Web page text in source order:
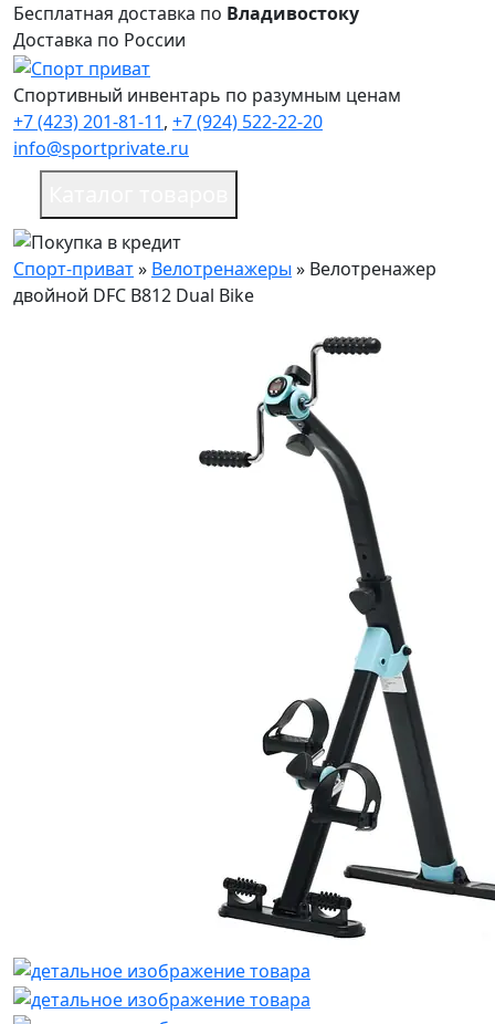
Бесплатная доставка по Владивостоку
Доставка по России
Спортивный инвентарь по разумным ценам
+7 (423) 201-81-11, +7 (924) 522-22-20
info@sportprivate.ru
Спорт-приват» Велотренажеры » Велотренажер
двойной DFC B812 Dual Bike